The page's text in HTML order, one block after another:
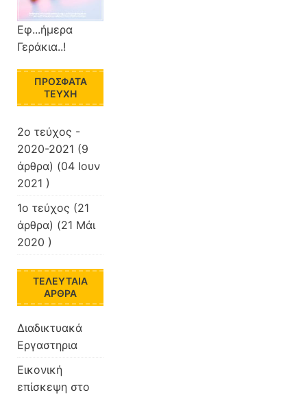
Εφ...ήμερα
Γεράκια..!
ΠΡΌΣΦΑΤΑ
ΤΕΎΧΗ
2ο τεύχος -
2020-2021 (9
άρθρα) (04 Ιουν
2021 )
1ο τεύχος (21
άρθρα) (21 Μάι
2020 )
ΤΕΛΕΥΤΑΊΑ
ΆΡΘΡΑ
Διαδικτυακά
Εργαστηρια
Εικονική
επίσκεψη στο